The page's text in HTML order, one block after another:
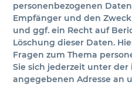
personenbezogenen
Empfänger und den
und ggf. ein Recht auf
Löschung dieser Daten.
Fragen zum Thema
Sie sich jederzeit unter der
angegebenen Adresse an